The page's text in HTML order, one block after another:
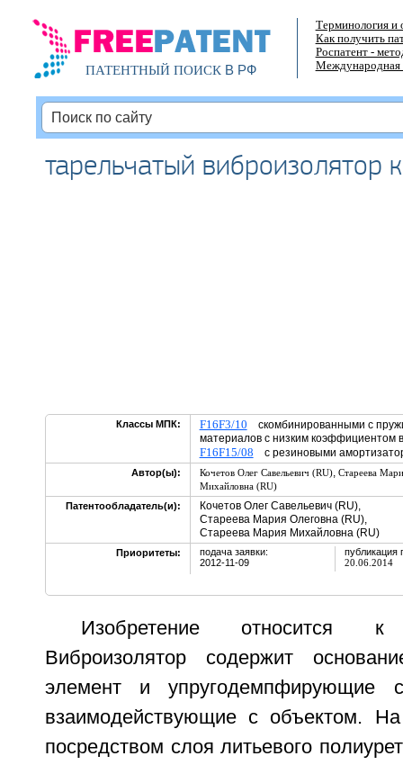
ПАТЕНТНЫЙ ПОИСКВ РФ
Терминология и
Как получить
Роспатент -
Международная
тарельчатый виброизолятор
Классы МПК: F16F3/10 скомбинированными с
материалов с низким
F16F15/08 с резиновыми
Автор(ы): Кочетов Олег Савельевич (RU), Стареева
Михайловна (RU)
Патентообладатель(и):
Кочетов Олег Савельевич (RU),
Стареева Мария Олеговна (RU),
Стареева Мария Михайловна (RU)
Приоритеты:
подача заявки:
2012-11-09
публикация
20.06.2014
Изобретение относится к
Виброизолятор содержит
элемент и упругодемпфирующие
взаимодействующие с объектом. На
посредством слоя литьевого